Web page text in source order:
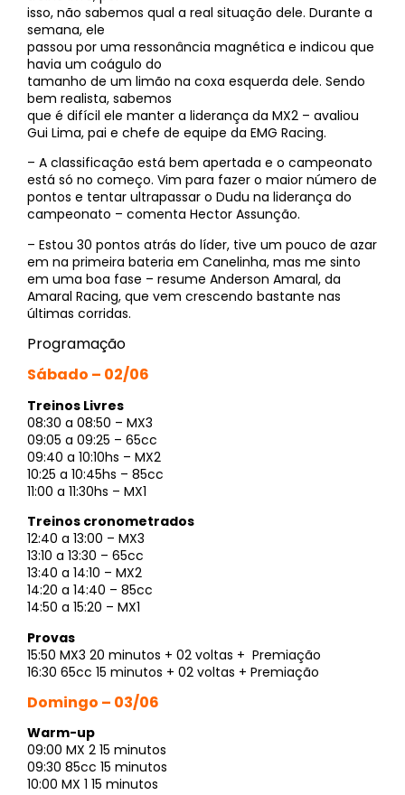
isso, não sabemos qual a real situação dele. Durante a
semana, ele
passou por uma ressonância magnética e indicou que
havia um coágulo do
tamanho de um limão na coxa esquerda dele. Sendo
bem realista, sabemos
que é difícil ele manter a liderança da MX2 – avaliou
Gui Lima, pai e chefe de equipe da EMG Racing.
– A classificação está bem apertada e o campeonato
está só no começo. Vim para fazer o maior número de
pontos e tentar ultrapassar o Dudu na liderança do
campeonato – comenta Hector Assunção.
– Estou 30 pontos atrás do líder, tive um pouco de azar
em na primeira bateria em Canelinha, mas me sinto
em uma boa fase – resume Anderson Amaral, da
Amaral Racing, que vem crescendo bastante nas
últimas corridas.
Programação
Sábado – 02/06
Treinos Livres
08:30 a 08:50 – MX3
09:05 a 09:25 – 65cc
09:40 a 10:10hs – MX2
10:25 a 10:45hs – 85cc
11:00 a 11:30hs – MX1
Treinos cronometrados
12:40 a 13:00 – MX3
13:10 a 13:30 – 65cc
13:40 a 14:10 – MX2
14:20 a 14:40 – 85cc
14:50 a 15:20 – MX1
Provas
15:50 MX3 20 minutos + 02 voltas + Premiação
16:30 65cc 15 minutos + 02 voltas + Premiação
Domingo – 03/06
Warm-up
09:00 MX 2 15 minutos
09:30 85cc 15 minutos
10:00 MX 1 15 minutos